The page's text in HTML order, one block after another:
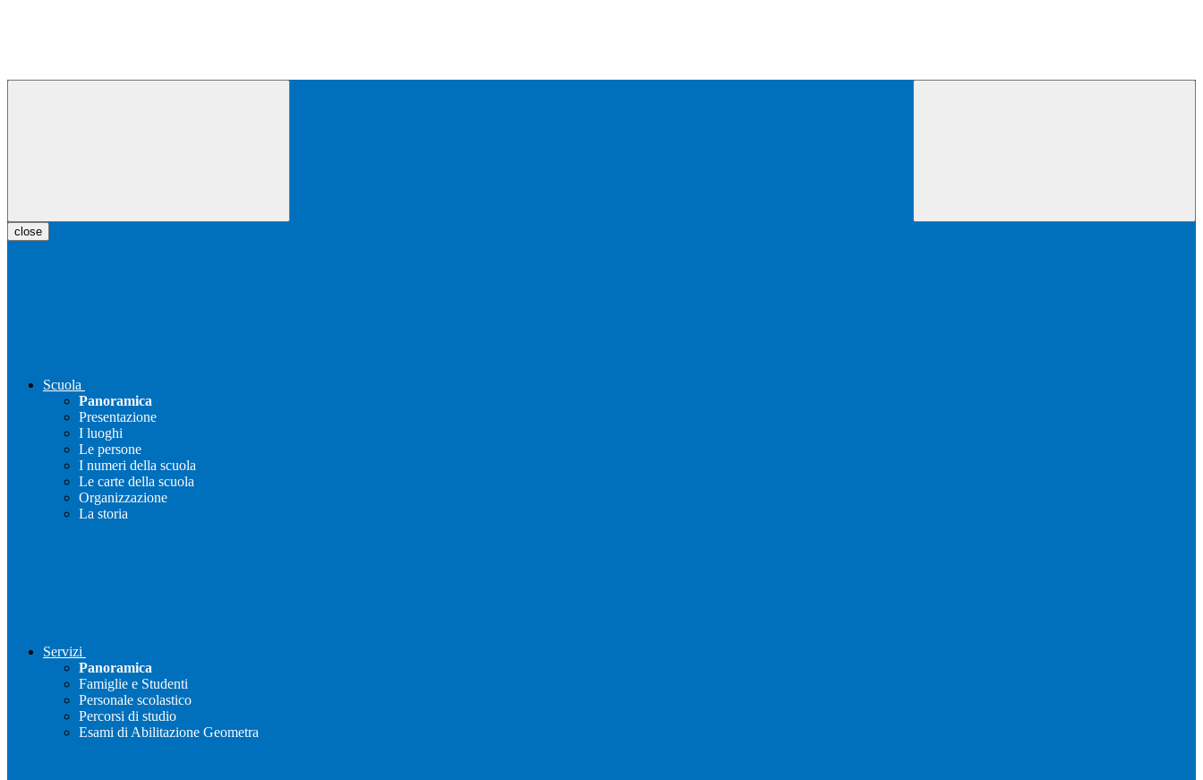
close
Scuola
Panoramica
Presentazione
I luoghi
Le persone
I numeri della scuola
Le carte della scuola
Organizzazione
La storia
Servizi
Panoramica
Famiglie e Studenti
Personale scolastico
Percorsi di studio
Esami di Abilitazione Geometra